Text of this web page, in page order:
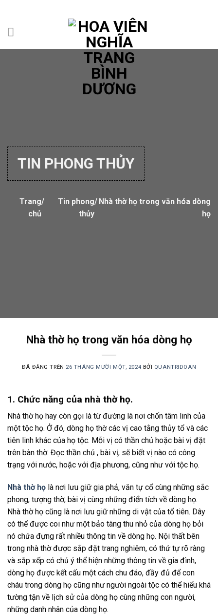
nội
TIN PHONG THỦY
Trang
chủ
/
Tin phong
thủy
/ Nhà thờ họ trong văn hóa dòng
họ
Nhà thờ họ trong văn hóa dòng họ
ĐÃ ĐĂNG TRÊN 26 THÁNG MƯỜI MỘT, 2024 BỞI QUANTRIDOAN
1. Chức năng của nhà thờ họ.
Nhà thờ họ hay còn gọi là từ đường là nơi chốn tâm linh của
một tộc họ. Ở đó, dòng họ thờ các vị cao tằng thủy tổ và các
tiên linh khác của họ tộc. Mỗi vị có thần chủ hoặc bài vị đặt
trên bàn thờ. Đọc thần chủ , bài vị, sẽ biết vị nào có công
trạng với nước, hoặc với địa phương, cũng như với tộc họ.
Nhà thờ họ là nơi lưu giữ gia phả, văn tự cổ cùng những sắc
phong, tượng thờ, bài vị cùng những điển tích về dòng họ.
Nhà thờ họ cũng là nơi lưu giữ những di vật của tổ tiên. Dây
có thể được coi như một bảo tàng thu nhỏ của dòng họ bỏi
nó chứa đựng rất nhiều thông tin về dòng họ. Nội thất bên
trong nhà thờ được sắp đặt trang nghiêm, có thứ tự rõ ràng
và sắp xếp có chủ ý thể hiện những thông tin về gia đình,
dòng họ được kết cấu một cách chu đáo, đầy đủ để con
cháu trong dòng họ cũng như người ngoài tộc có thể hiểu khá
tường tận về lịch sử của dòng họ cùng những con người,
những danh nhân của dòng họ.